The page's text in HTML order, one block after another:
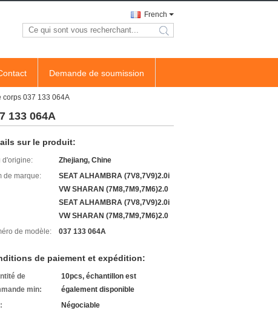
French
search
Demande de soumission
corps 037 133 064A
133 064A
sur le produit:
d'origine:
Zhejiang, Chine
de marque:
SEAT ALHAMBRA (7V8,7V9)2.0i
VW SHARAN (7M8,7M9,7M6)2.0
SEAT ALHAMBRA (7V8,7V9)2.0i
VW SHARAN (7M8,7M9,7M6)2.0
de modèle:
037 133 064A
de paiement et expédition:
de
min:
10pcs, échantillon est
également disponible
Négociable